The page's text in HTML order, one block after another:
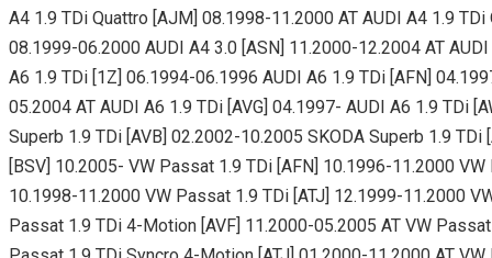
A4 1.9 TDi Quattro [AJM] 08.1998-11.2000 AT AUDI A4 1.9
08.1999-06.2000 AUDI A4 3.0 [ASN] 11.2000-12.2004 AT
A6 1.9 TDi [1Z] 06.1994-06.1996 AUDI A6 1.9 TDi [AFN]
05.2004 AT AUDI A6 1.9 TDi [AVG] 04.1997- AUDI A6 1.9 TDi
Superb 1.9 TDi [AVB] 02.2002-10.2005 SKODA Superb 1.9
[BSV] 10.2005- VW Passat 1.9 TDi [AFN] 10.1996-11.2000
10.1998-11.2000 VW Passat 1.9 TDi [ATJ] 12.1999-11.2000
Passat 1.9 TDi 4-Motion [AVF] 11.2000-05.2005 AT VW